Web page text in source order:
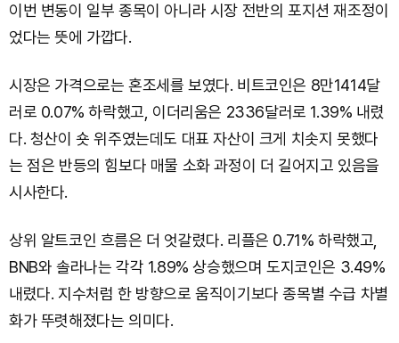
이번 변동이 일부 종목이 아니라 시장 전반의 포지션 재조정이
었다는 뜻에 가깝다.
시장은 가격으로는 혼조세를 보였다. 비트코인은 8만1414달
러로 0.07% 하락했고, 이더리움은 2336달러로 1.39% 내렸
다. 청산이 숏 위주였는데도 대표 자산이 크게 치솟지 못했다
는 점은 반등의 힘보다 매물 소화 과정이 더 길어지고 있음을
시사한다.
상위 알트코인 흐름은 더 엇갈렸다. 리플은 0.71% 하락했고,
BNB와 솔라나는 각각 1.89% 상승했으며 도지코인은 3.49%
내렸다. 지수처럼 한 방향으로 움직이기보다 종목별 수급 차별
화가 뚜렷해졌다는 의미다.